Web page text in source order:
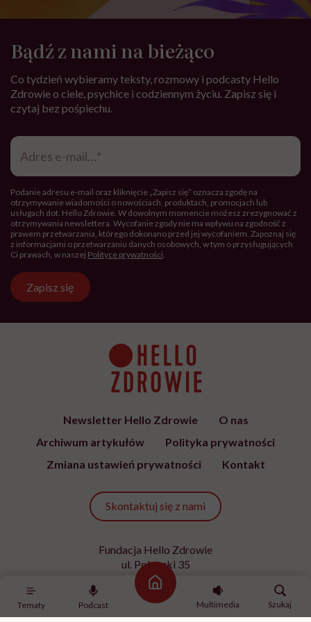
Tematy Podcast
Strona główna
Multimedia
Szukaj
Bądź z nami na bieżąco
Co tydzień wybieramy teksty, rozmowy i podcasty Hello
Zdrowie o ciele, psychice i codziennym życiu. Zapisz się i
czytaj bez pośpiechu.
Adres
mail*
Podanie adresu e-mail oraz kliknięcie „Zapisz się” oznacza zgodę na
otrzymywanie wiadomości o nowościach, produktach, promocjach lub
usługach dot. Hello Zdrowie. W dowolnym momencie możesz zrezygnować z
otrzymywania newslettera. Wycofanie zgody nie ma wpływu na zgodność z
prawem przetwarzania, którego dokonano przed jej wycofaniem. Zapoznaj się
z informacjami o przetwarzaniu danych osobowych, w tym o przysługujących
Ci prawach, w naszej Polityce prywatności.
Zapisz się
Newsletter Hello Zdrowie
O nas
Archiwum artykułów
Polityka prywatności
Zmiana ustawień prywatności
Kontakt
Skontaktuj się z nami
Fundacja Hello Zdrowie
ul. Poleczki 35
02-822 Warszawa
NIP 9512613236
Kontakt z redakcją